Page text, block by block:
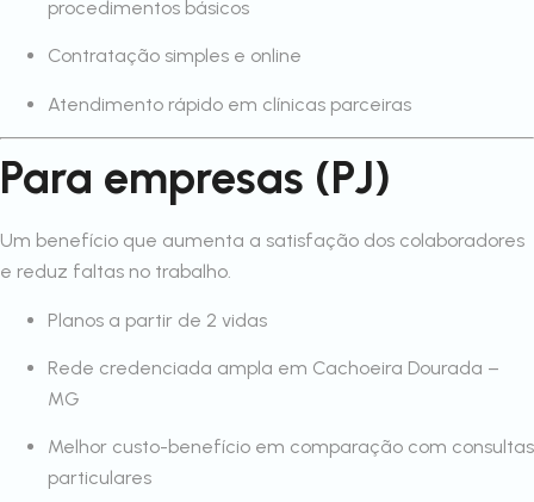
procedimentos básicos
Contratação simples e online
Atendimento rápido em clínicas parceiras
Para empresas (PJ)
Um benefício que aumenta a satisfação dos colaboradores
e reduz faltas no trabalho.
Planos a partir de 2 vidas
Rede credenciada ampla em Cachoeira Dourada –
MG
Melhor custo-benefício em comparação com consultas
particulares